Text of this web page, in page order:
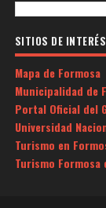
SITIOS DE
Mapa de Formosa
Municipalidad de
Portal Oficial del
Universidad
Turismo en
Turismo Formosa